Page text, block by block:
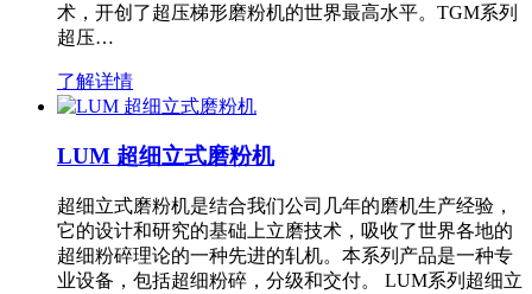
术，开创了超压梯形磨粉机的世界最高水平。TGM系列
超压…
了解详情
LUM 超细立式磨粉机
超细立式磨粉机是结合我们公司几年的磨机生产经验，
它的设计和研究的基础上立磨技术，吸收了世界各地的
超细粉碎理论的一种先进的轧机。本系列产品是一种专
业设备，包括超细粉碎，分级和交付。 LUM系列超细立